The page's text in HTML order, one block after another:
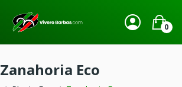
0
Zanahoria Eco